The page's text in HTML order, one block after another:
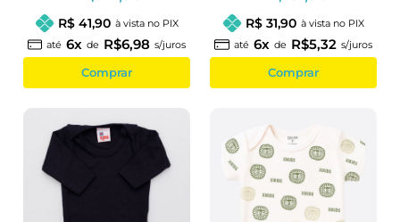
R$ 41,90 à vista no PIX
até 6x de R$6,98 s/juros
Comprar
R$ 31,90 à vista no PIX
até 6x de R$5,32 s/juros
Comprar